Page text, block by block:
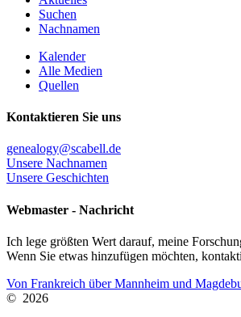
Suchen
Nachnamen
Kalender
Alle Medien
Quellen
Kontaktieren Sie uns
genealogy@scabell.de
Unsere Nachnamen
Unsere Geschichten
Webmaster - Nachricht
Ich lege größten Wert darauf, meine
Wenn Sie etwas hinzufügen möchten,
Von Frankreich über Mannheim und
© 2026